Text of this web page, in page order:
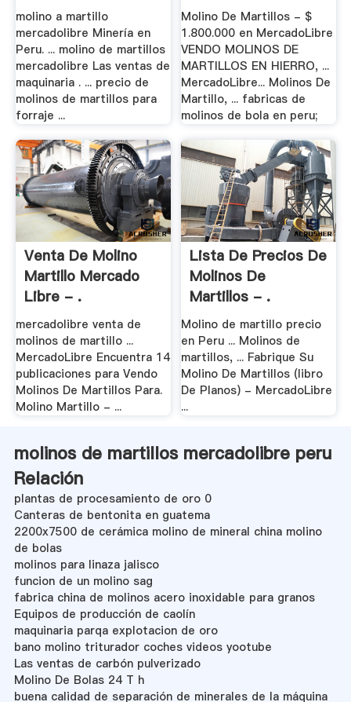
molino a martillo
mercadolibre Minería en
Peru. ... molino de martillos
mercadolibre Las ventas de
maquinaria . ... precio de
molinos de martillos para
forraje ...
Molino De Martillos - $
1.800.000 en MercadoLibre
VENDO MOLINOS DE
MARTILLOS EN HIERRO, ...
MercadoLibre... Molinos De
Martillo, ... fabricas de
molinos de bola en peru;
Venta De Molino
Martillo Mercado
Libre - .
mercadolibre venta de
molinos de martillo ...
MercadoLibre Encuentra 14
publicaciones para Vendo
Molinos De Martillos Para.
Molino Martillo - ...
Lista De Precios De
Molinos De
Martillos - .
Molino de martillo precio
en Peru ... Molinos de
martillos, ... Fabrique Su
Molino De Martillos (libro
De Planos) - MercadoLibre
...
molinos de martillos mercadolibre peru
Relación
plantas de procesamiento de oro 0
Canteras de bentonita en guatema
2200x7500 de cerámica molino de mineral china molino
de bolas
molinos para linaza jalisco
funcion de un molino sag
fabrica china de molinos acero inoxidable para granos
Equipos de producción de caolín
maquinaria parqa explotacion de oro
bano molino triturador coches videos yootube
Las ventas de carbón pulverizado
Molino De Bolas 24 T h
buena calidad de separación de minerales de la máquina